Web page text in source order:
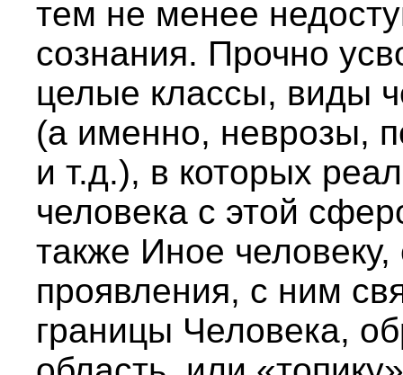
тем не менее
сознания. Прочно
целые классы, виды
(а именно, неврозы,
и т.д.), в которых
человека с этой
также Иное
проявления, с ним
границы Человека,